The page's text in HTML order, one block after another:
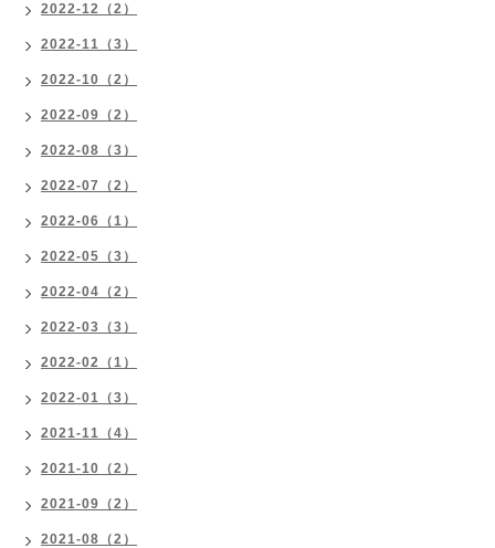
2022-12（2）
2022-11（3）
2022-10（2）
2022-09（2）
2022-08（3）
2022-07（2）
2022-06（1）
2022-05（3）
2022-04（2）
2022-03（3）
2022-02（1）
2022-01（3）
2021-11（4）
2021-10（2）
2021-09（2）
2021-08（2）